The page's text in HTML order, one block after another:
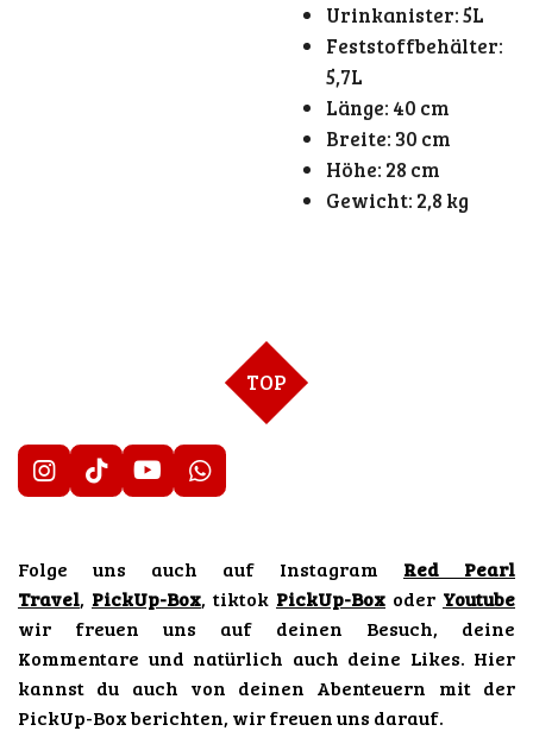
Urinkanister: 5L
Feststoffbehälter:
5,7L
Länge: 40 cm
Breite: 30 cm
Höhe: 28 cm
Gewicht: 2,8 kg
TOP
I
n
a
g
r
m
T
i
o
k
Y
o
u
b
W
h
A
Folge uns auch auf Instagram Red Pearl
Travel, PickUp-Box, tiktok PickUp-Box oder Youtube
wir freuen uns auf deinen Besuch, deine
Kommentare und natürlich auch deine Likes. Hier
kannst du auch von deinen Abenteuern mit der
PickUp-Box berichten, wir freuen uns darauf.